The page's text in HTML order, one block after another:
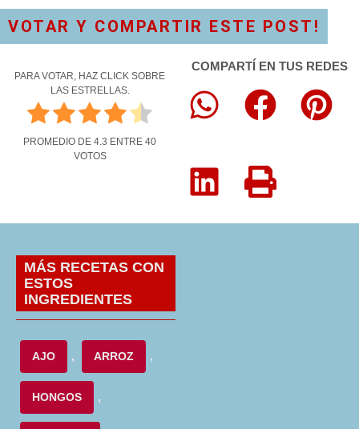
VOTAR Y COMPARTIR ESTE POST!
PARA VOTAR, HAZ CLICK SOBRE
LAS ESTRELLAS.
PROMEDIO DE 4.3 ENTRE 40
VOTOS
COMPARTÍ EN TUS REDES
MÁS RECETAS CON
ESTOS
INGREDIENTES
AJO , ARROZ ,
HONGOS ,